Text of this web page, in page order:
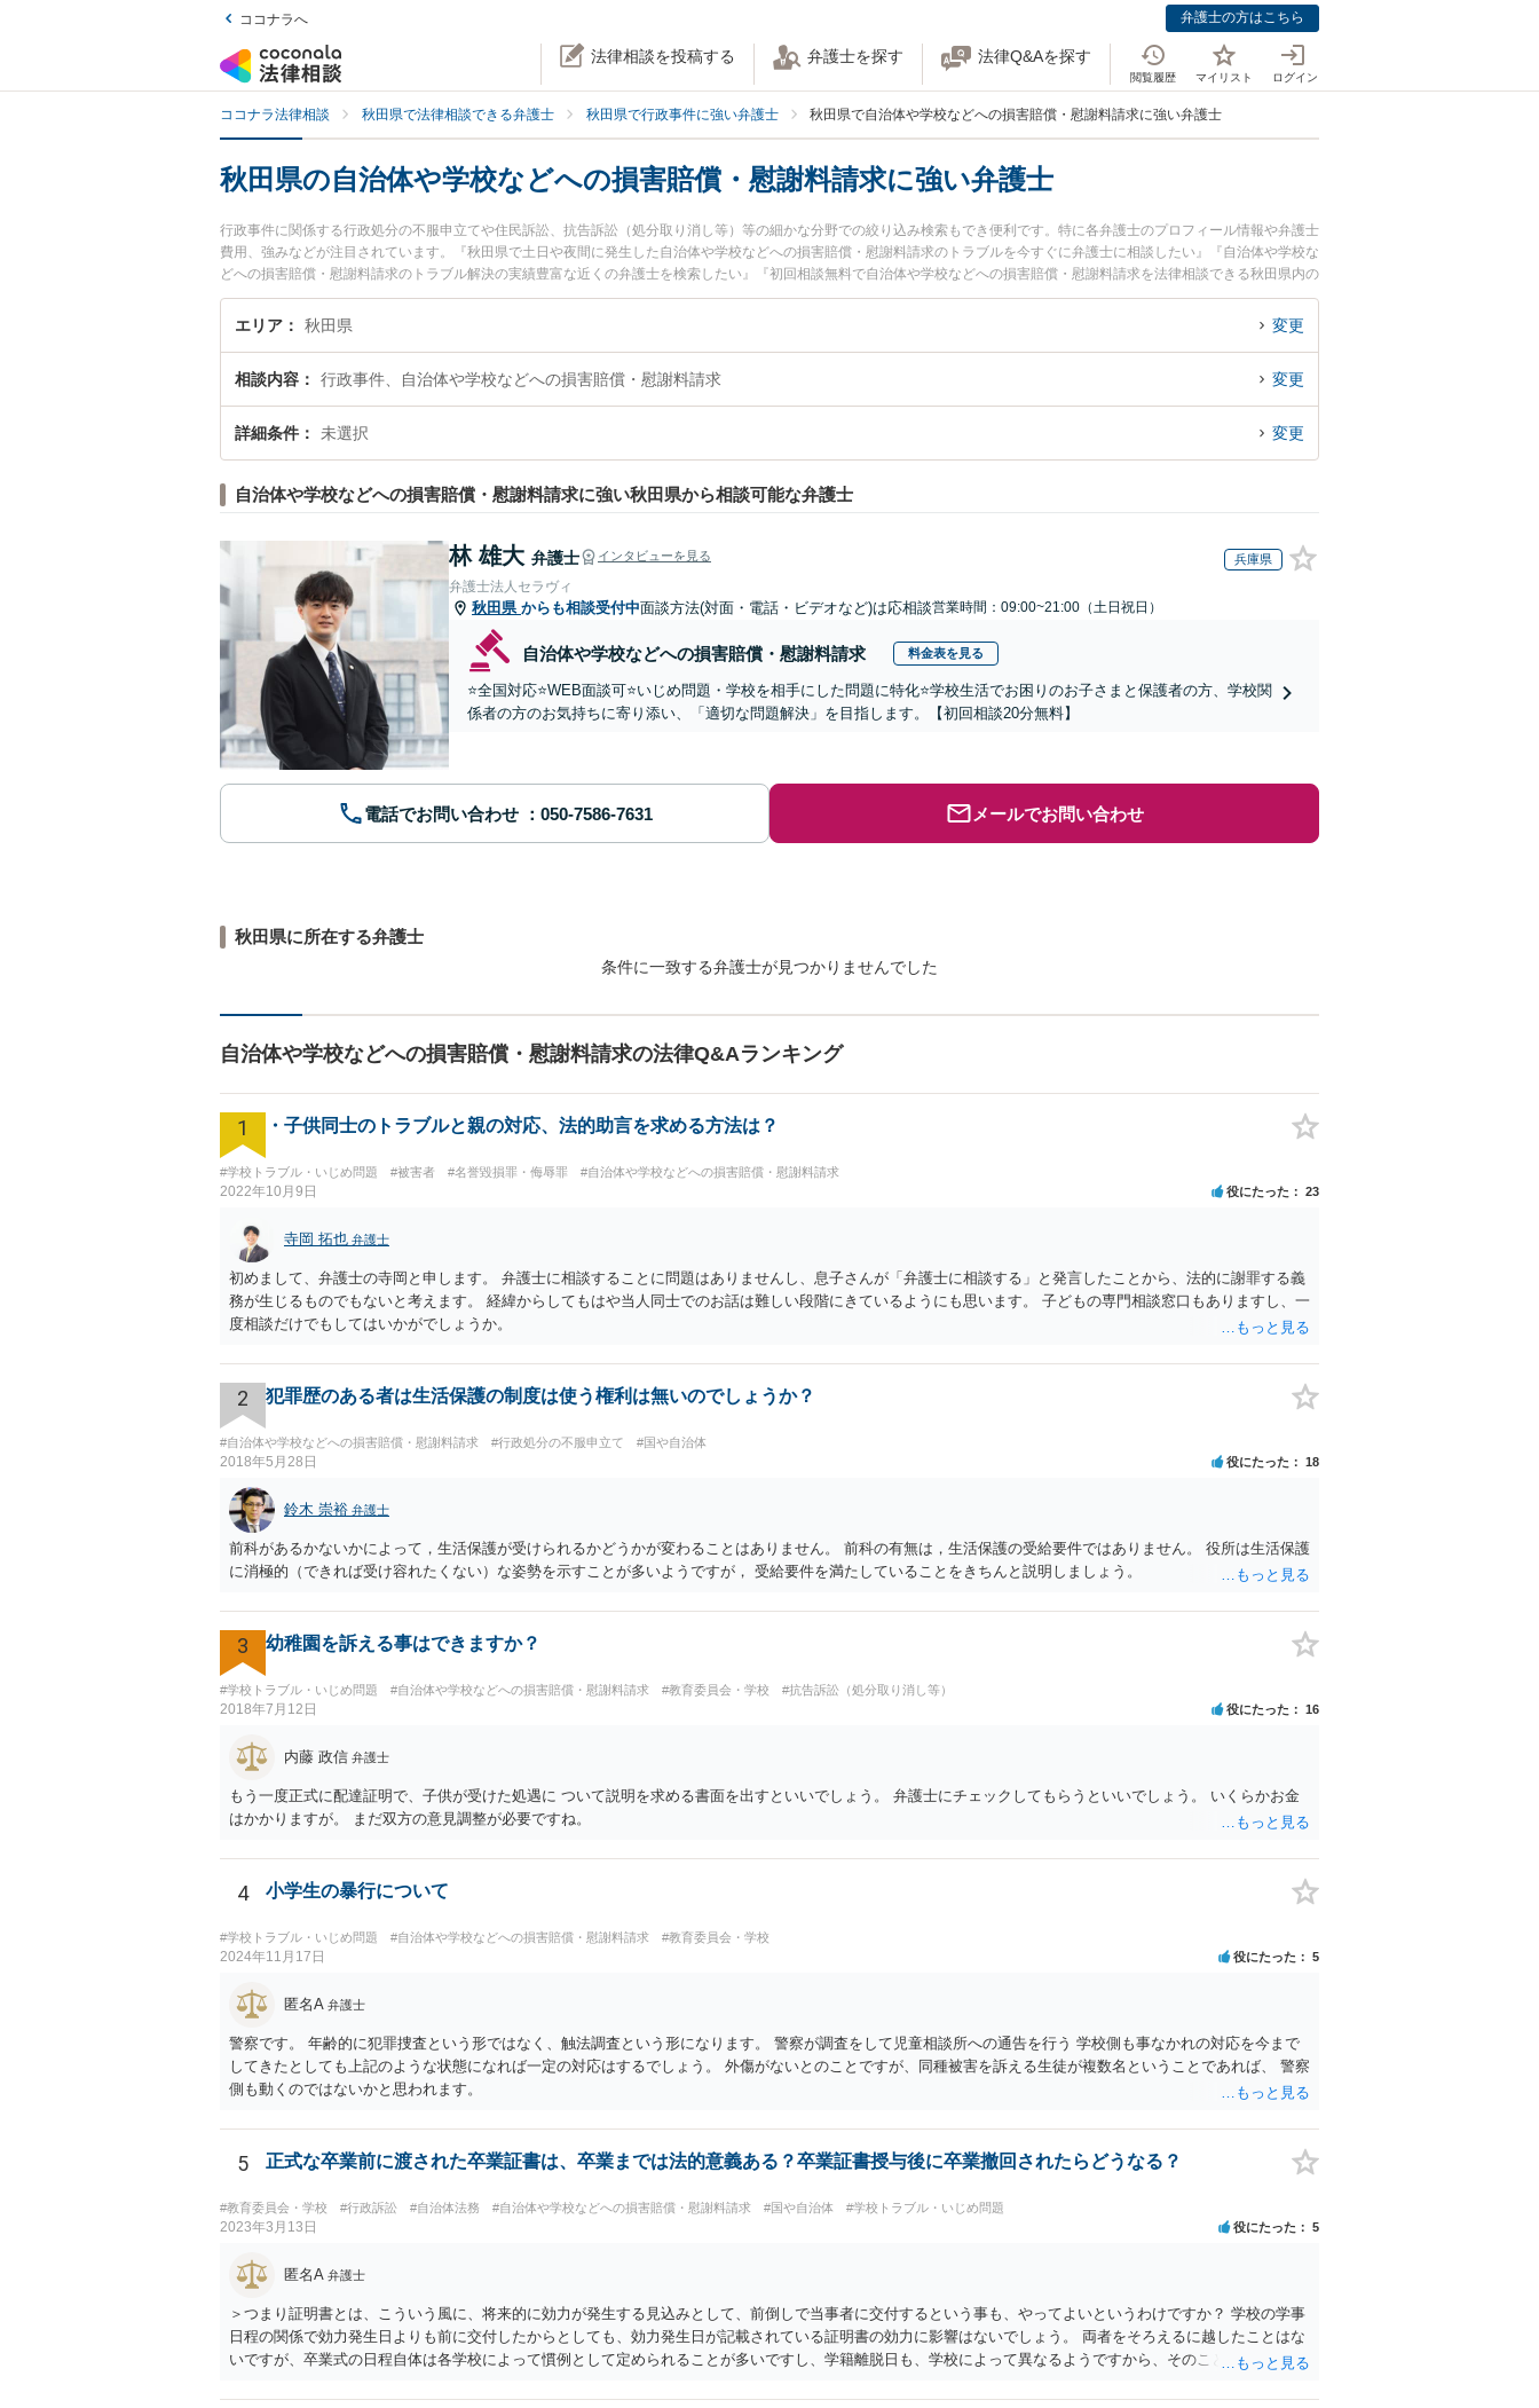
ココナラへ 弁護士の方はこちら
法律相談を投稿する 弁護士を探す 法律Q&Aを探す
閲覧履歴 マイリスト ログイン
ココナラ法律相談 秋田県で法律相談できる弁護士 秋田県で行政事件に強い弁護士 秋田県で自治体や学校などへの損害賠償・慰謝料請求に強い弁護士
秋田県の自治体や学校などへの損害賠償・慰謝料請求に強い弁護士
行政事件に関係する行政処分の不服申立てや住民訴訟、抗告訴訟（処分取り消し等）等の細かな分野での絞り込み検索もでき便利です。特に各弁護士のプロフィール情報や弁護士
費用、強みなどが注目されています。『秋田県で土日や夜間に発生した自治体や学校などへの損害賠償・慰謝料請求のトラブルを今すぐに弁護士に相談したい』『自治体や学校な
どへの損害賠償・慰謝料請求のトラブル解決の実績豊富な近くの弁護士を検索したい』『初回相談無料で自治体や学校などへの損害賠償・慰謝料請求を法律相談できる秋田県内の
弁護士に相談予約したい』などでお困りの相談者さんにおすすめです。
エリア 秋田県 変更
相談内容 行政事件、自治体や学校などへの損害賠償・慰謝料請求 変更
詳細条件 未選択 変更
自治体や学校などへの損害賠償・慰謝料請求に強い秋田県から相談可能な弁護士
林 雄大 弁護士 インタビューを見る 兵庫県
弁護士法人セラヴィ
秋田県 からも相談受付中面談方法(対面・電話・ビデオなど)は応相談営業時間：09:00~21:00（土日祝日）
自治体や学校などへの損害賠償・慰謝料請求 料金表を見る
⭐️全国対応⭐️WEB面談可⭐️いじめ問題・学校を相手にした問題に特化⭐️学校生活でお困りのお子さまと保護者の方、学校関
係者の方のお気持ちに寄り添い、「適切な問題解決」を目指します。【初回相談20分無料】
電話でお問い合わせ メールでお問い合わせ
秋田県に所在する弁護士
条件に一致する弁護士が見つかりませんでした
自治体や学校などへの損害賠償・慰謝料請求の法律Q&Aランキング
1 ・子供同士のトラブルと親の対応、法的助言を求める方法は？
#学校トラブル・いじめ問題 #被害者 #名誉毀損罪・侮辱罪 #自治体や学校などへの損害賠償・慰謝料請求
2022年10月9日 役にたった 23
寺岡 拓也 弁護士
初めまして、弁護士の寺岡と申します。 弁護士に相談することに問題はありませんし、息子さんが「弁護士に相談する」と発言したことから、法的に謝罪する義
務が生じるものでもないと考えます。 経緯からしてもはや当人同士でのお話は難しい段階にきているようにも思います。 子どもの専門相談窓口もありますし、一
度相談だけでもしてはいかがでしょうか。
2 犯罪歴のある者は生活保護の制度は使う権利は無いのでしょうか？
#自治体や学校などへの損害賠償・慰謝料請求 #行政処分の不服申立て #国や自治体
2018年5月28日 役にたった 18
鈴木 崇裕 弁護士
前科があるかないかによって，生活保護が受けられるかどうかが変わることはありません。 前科の有無は，生活保護の受給要件ではありません。 役所は生活保護
に消極的（できれば受け容れたくない）な姿勢を示すことが多いようですが， 受給要件を満たしていることをきちんと説明しましょう。
3 幼稚園を訴える事はできますか？
#学校トラブル・いじめ問題 #自治体や学校などへの損害賠償・慰謝料請求 #教育委員会・学校 #抗告訴訟（処分取り消し等）
2018年7月12日 役にたった 16
内藤 政信 弁護士
もう一度正式に配達証明で、子供が受けた処遇に ついて説明を求める書面を出すといいでしょう。 弁護士にチェックしてもらうといいでしょう。 いくらかお金
はかかりますが。 まだ双方の意見調整が必要ですね。
4 小学生の暴行について
#学校トラブル・いじめ問題 #自治体や学校などへの損害賠償・慰謝料請求 #教育委員会・学校
2024年11月17日 役にたった 5
匿名A 弁護士
警察です。 年齢的に犯罪捜査という形ではなく、触法調査という形になります。 警察が調査をして児童相談所への通告を行う 学校側も事なかれの対応を今まで
してきたとしても上記のような状態になれば一定の対応はするでしょう。 外傷がないとのことですが、同種被害を訴える生徒が複数名ということであれば、 警察
側も動くのではないかと思われます。
5 正式な卒業前に渡された卒業証書は、卒業までは法的意義ある？卒業証書授与後に卒業撤回されたらどうなる？
#教育委員会・学校 #行政訴訟 #自治体法務 #自治体や学校などへの損害賠償・慰謝料請求 #国や自治体 #学校トラブル・いじめ問題
2023年3月13日 役にたった 5
匿名A 弁護士
＞つまり証明書とは、こういう風に、将来的に効力が発生する見込みとして、前倒しで当事者に交付するという事も、やってよいというわけですか？ 学校の学事
日程の関係で効力発生日よりも前に交付したからとしても、効力発生日が記載されている証明書の効力に影響はないでしょう。 両者をそろえるに越したことはな
いですが、卒業式の日程自体は各学校によって慣例として定められることが多いですし、学籍離脱日も、学校によって異なるようですから、そのこと自体に特に